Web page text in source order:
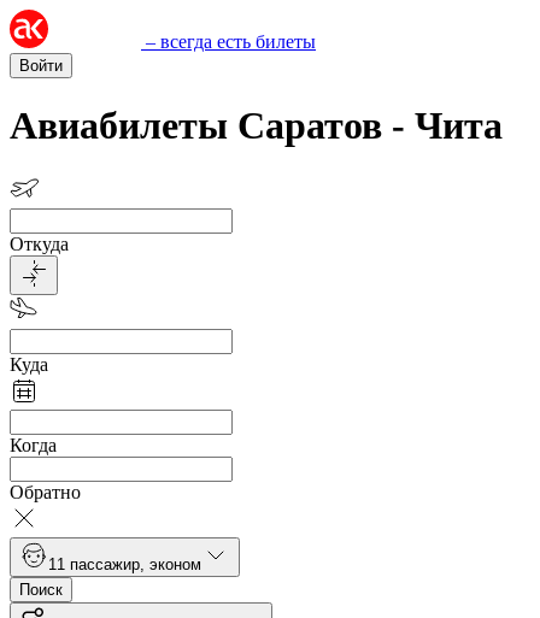
– всегда есть билеты
Войти
Авиабилеты Саратов - Чита
Откуда
Куда
Когда
Обратно
1 1 пассажир эконом
Поиск